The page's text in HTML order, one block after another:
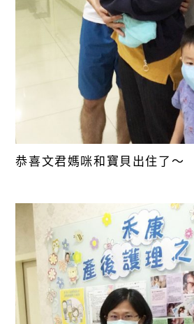
恭喜文君媽咪和寶貝出住了～